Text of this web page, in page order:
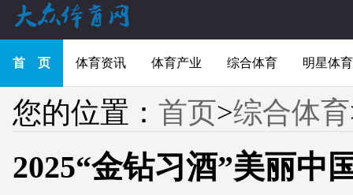
首 页 体育资讯 体育产业 综合体育 明星体育
您的位置： 首页>综合体育
2025“金钻习酒”美丽中